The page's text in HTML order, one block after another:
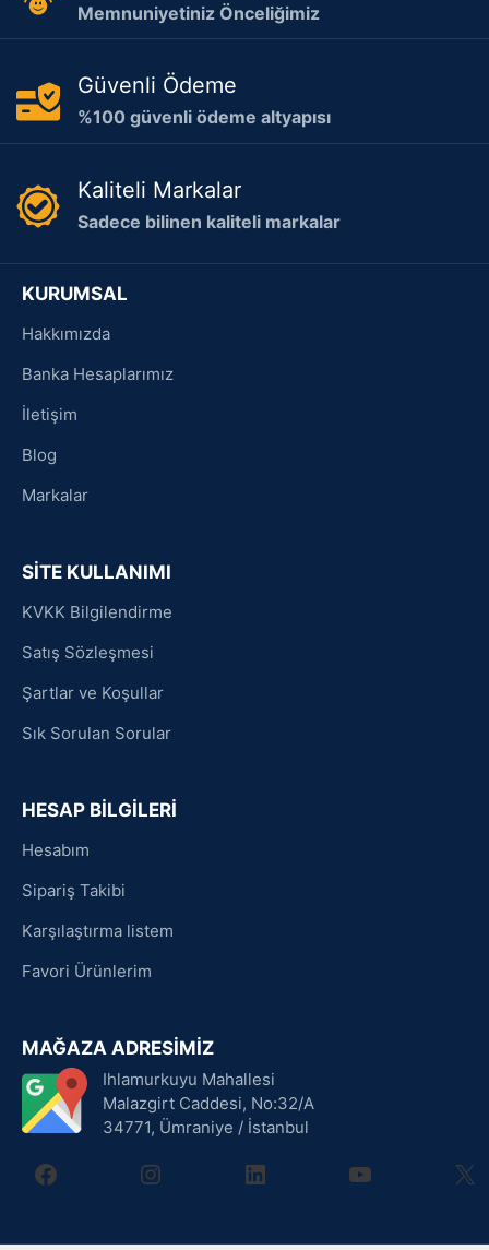
Memnuniyetiniz Önceliğimiz
Güvenli Ödeme
%100 güvenli ödeme altyapısı
Kaliteli Markalar
Sadece bilinen kaliteli markalar
KURUMSAL
Hakkımızda
Banka Hesaplarımız
İletişim
Blog
Markalar
SİTE KULLANIMI
KVKK Bilgilendirme
Satış Sözleşmesi
Şartlar ve Koşullar
Sık Sorulan Sorular
HESAP BİLGİLERİ
Hesabım
Sipariş Takibi
Karşılaştırma listem
Favori Ürünlerim
MAĞAZA ADRESİMİZ
Ihlamurkuyu Mahallesi
Malazgirt Caddesi, No:32/A
34771, Ümraniye / İstanbul
facebookinstagramlinkedin youtube X